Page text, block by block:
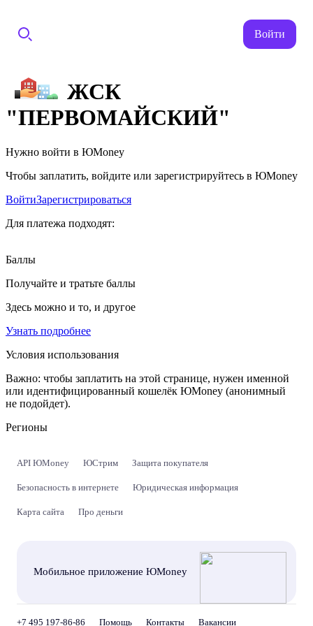
Войти
ЖСК
"ПЕРВОМАЙСКИЙ"
Нужно войти в ЮMoney
Чтобы заплатить, войдите или зарегистрируйтесь в ЮMoney
ВойтиЗарегистрироваться
Для платежа подходят:
Баллы
Получайте и тратьте баллы
Здесь можно и то, и другое
Узнать подробнее
Условия использования
Важно: чтобы заплатить на этой странице, нужен именной
или идентифицированный кошелёк ЮMoney (анонимный
не подойдет).
Регионы
API ЮMoney ЮСтрим Защита покупателя
Безопасность в интернете Юридическая информация
Карта сайта Про деньги
Мобильное приложение ЮMoney
+7 495 197-86-86 Помощь Контакты Вакансии